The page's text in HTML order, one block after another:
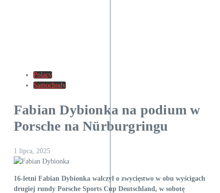
Polacy
Samochody
Fabian Dybionka na podium w
Porsche na Nürburgringu
1 lipca, 2025
16-letni Fabian Dybionka walczył o zwycięstwo w obu wyścigach
drugiej rundy Porsche Sports Cup Deutschland, w sobotę